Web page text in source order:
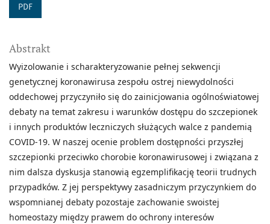
PDF
Abstrakt
Wyizolowanie i scharakteryzowanie pełnej sekwencji
genetycznej koronawirusa zespołu ostrej niewydolności
oddechowej przyczyniło się do zainicjowania ogólnoświatowej
debaty na temat zakresu i warunków dostępu do szczepionek
i innych produktów leczniczych służących walce z pandemią
COVID-19. W naszej ocenie problem dostępności przyszłej
szczepionki przeciwko chorobie koronawirusowej i związana z
nim dalsza dyskusja stanowią egzemplifikację teorii trudnych
przypadków. Z jej perspektywy zasadniczym przyczynkiem do
wspomnianej debaty pozostaje zachowanie swoistej
homeostazy między prawem do ochrony interesów